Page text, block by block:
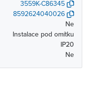
3559K-C86345
8592624040026
Ne
Instalace pod omítku
IP20
Ne